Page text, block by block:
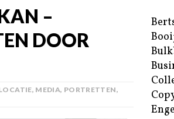
–
DOOR
, MEDIA, PORTRETTEN,